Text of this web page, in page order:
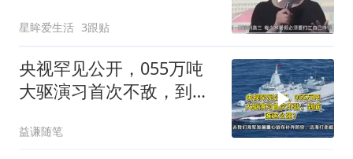
星眸爱生活 3跟贴
央视罕见公开，055万吨
大驱演习首次不敌，到底
益谦随笔